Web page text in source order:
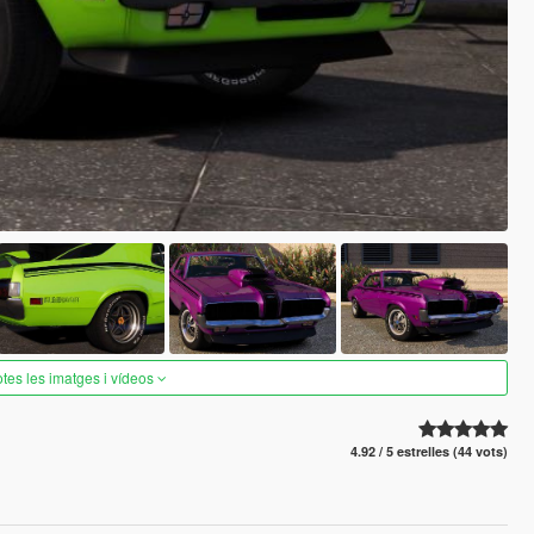
les imatges i vídeos
4.92 / 5 estrelles (44 vots)